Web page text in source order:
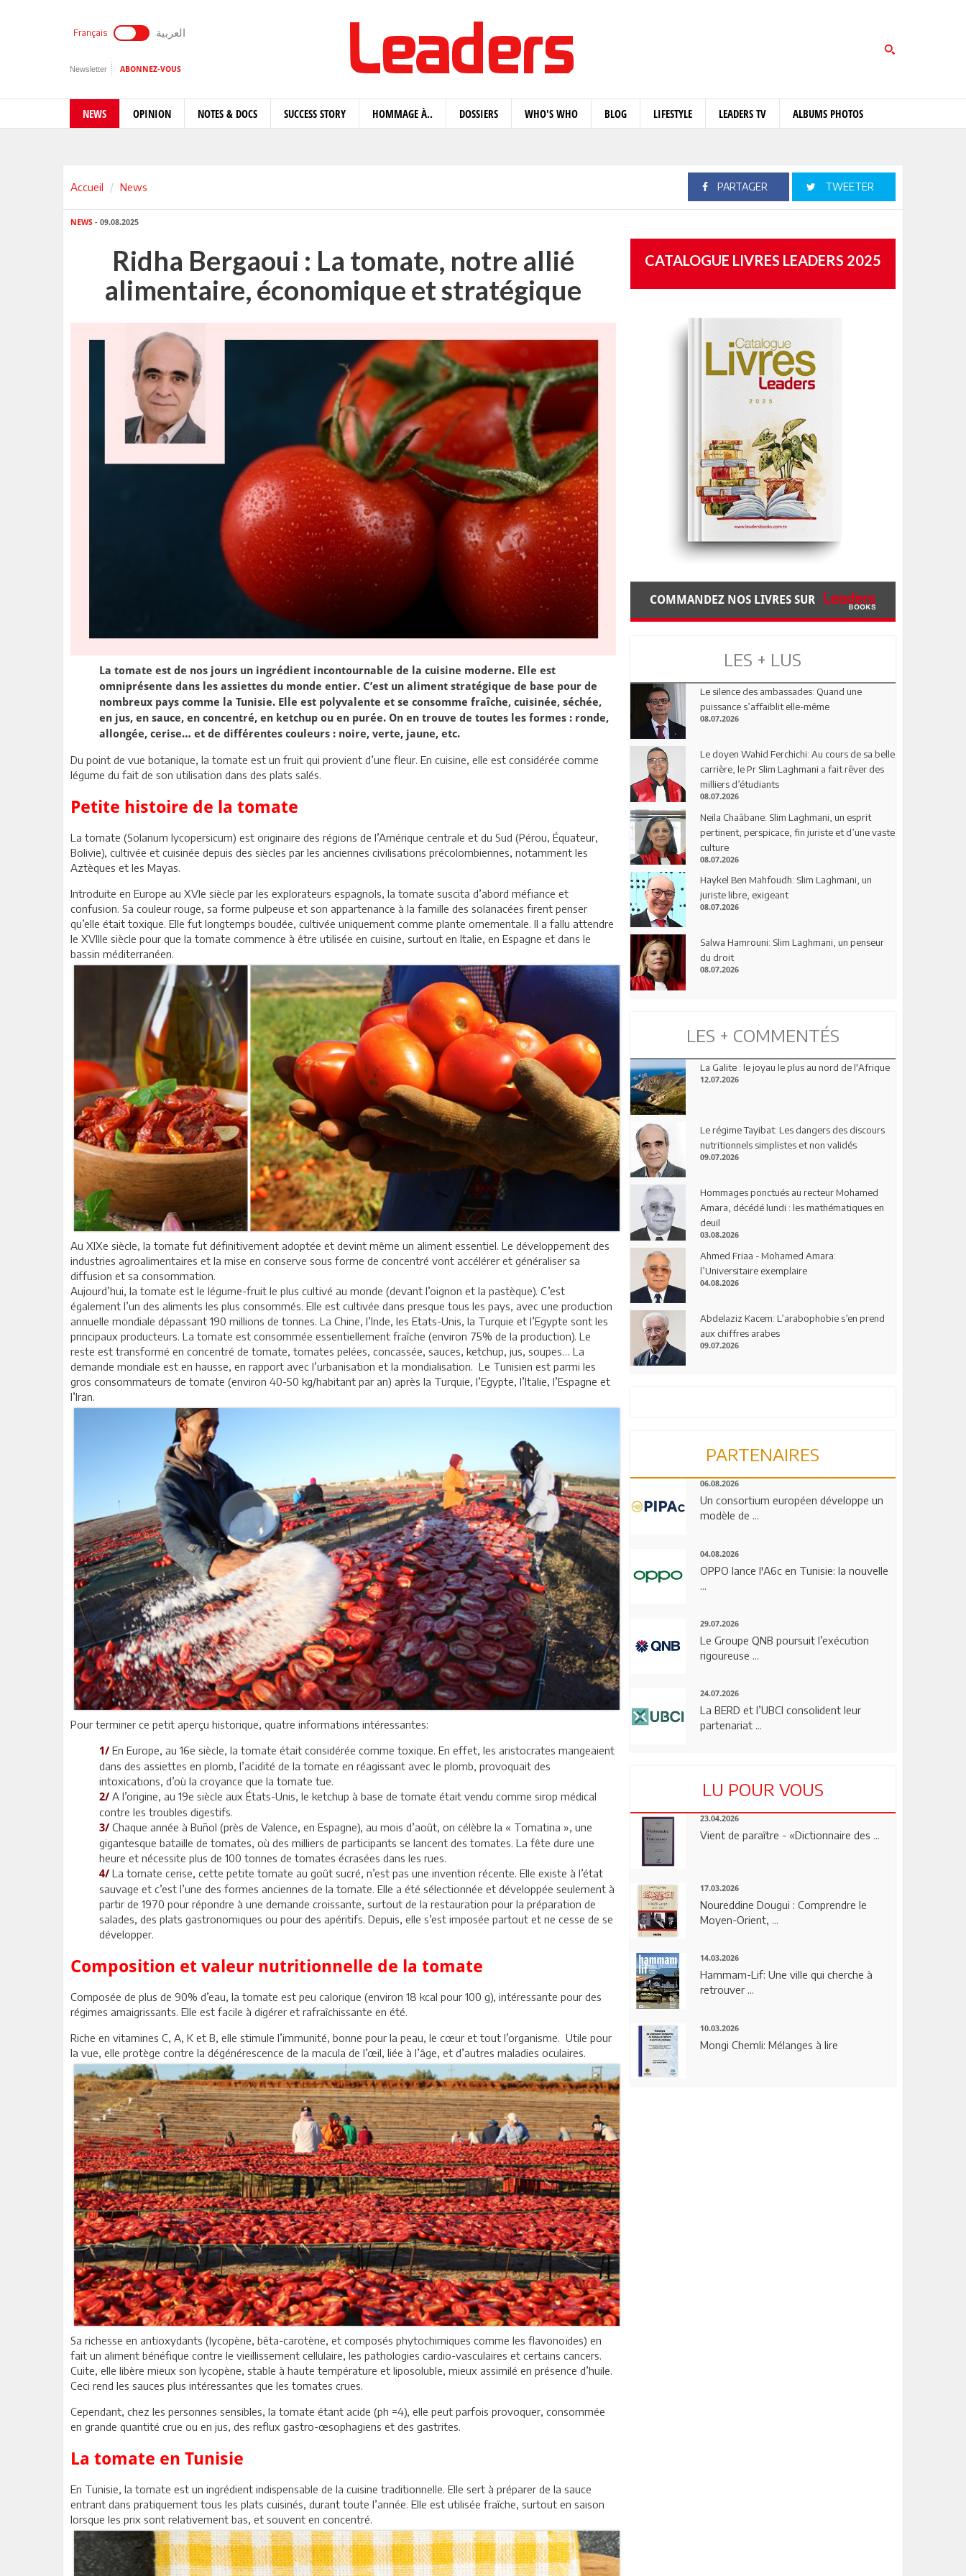
Français العربية
Newsletter ABONNEZ-VOUS
NEWS OPINION NOTES & DOCS SUCCESS STORY HOMMAGE À.. DOSSIERS WHO'S WHO BLOG LIFESTYLE LEADERS TV ALBUMS PHOTOS
Accueil News PARTAGER TWEETER
NEWS - 09.08.2025
Ridha Bergaoui : La tomate, notre allié
alimentaire, économique et stratégique
La tomate est de nos jours un ingrédient incontournable de la cuisine moderne. Elle est
omniprésente dans les assiettes du monde entier. C’est un aliment stratégique de base pour de
nombreux pays comme la Tunisie. Elle est polyvalente et se consomme fraîche, cuisinée, séchée,
en jus, en sauce, en concentré, en ketchup ou en purée. On en trouve de toutes les formes : ronde,
allongée, cerise… et de différentes couleurs : noire, verte, jaune, etc.
Du point de vue botanique, la tomate est un fruit qui provient d’une fleur. En cuisine, elle est considérée comme
légume du fait de son utilisation dans des plats salés.
Petite histoire de la tomate
La tomate (Solanum lycopersicum) est originaire des régions de l’Amérique centrale et du Sud (Pérou, Équateur,
Bolivie), cultivée et cuisinée depuis des siècles par les anciennes civilisations précolombiennes, notamment les
Aztèques et les Mayas.
Introduite en Europe au XVIe siècle par les explorateurs espagnols, la tomate suscita d’abord méfiance et
confusion. Sa couleur rouge, sa forme pulpeuse et son appartenance à la famille des solanacées firent penser
qu’elle était toxique. Elle fut longtemps boudée, cultivée uniquement comme plante ornementale. Il a fallu attendre
le XVIIIe siècle pour que la tomate commence à être utilisée en cuisine, surtout en Italie, en Espagne et dans le
bassin méditerranéen.
Au XIXe siècle, la tomate fut définitivement adoptée et devint même un aliment essentiel. Le développement des
industries agroalimentaires et la mise en conserve sous forme de concentré vont accélérer et généraliser sa
diffusion et sa consommation.
Aujourd’hui, la tomate est le légume-fruit le plus cultivé au monde (devant l’oignon et la pastèque). C’est
également l’un des aliments les plus consommés. Elle est cultivée dans presque tous les pays, avec une production
annuelle mondiale dépassant 190 millions de tonnes. La Chine, l’Inde, les Etats-Unis, la Turquie et l’Egypte sont les
principaux producteurs. La tomate est consommée essentiellement fraîche (environ 75% de la production). Le
reste est transformé en concentré de tomate, tomates pelées, concassée, sauces, ketchup, jus, soupes… La
demande mondiale est en hausse, en rapport avec l’urbanisation et la mondialisation. Le Tunisien est parmi les
gros consommateurs de tomate (environ 40-50 kg/habitant par an) après la Turquie, l’Egypte, l’Italie, l’Espagne et
l’Iran.
Pour terminer ce petit aperçu historique, quatre informations intéressantes:
1/ En Europe, au 16e siècle, la tomate était considérée comme toxique. En effet, les aristocrates mangeaient
dans des assiettes en plomb, l’acidité de la tomate en réagissant avec le plomb, provoquait des
intoxications, d’où la croyance que la tomate tue.
2/ A l’origine, au 19e siècle aux États-Unis, le ketchup à base de tomate était vendu comme sirop médical
contre les troubles digestifs.
3/ Chaque année à Buñol (près de Valence, en Espagne), au mois d’août, on célèbre la « Tomatina », une
gigantesque bataille de tomates, où des milliers de participants se lancent des tomates. La fête dure une
heure et nécessite plus de 100 tonnes de tomates écrasées dans les rues.
4/ La tomate cerise, cette petite tomate au goût sucré, n’est pas une invention récente. Elle existe à l’état
sauvage et c’est l’une des formes anciennes de la tomate. Elle a été sélectionnée et développée seulement à
partir de 1970 pour répondre à une demande croissante, surtout de la restauration pour la préparation de
salades, des plats gastronomiques ou pour des apéritifs. Depuis, elle s’est imposée partout et ne cesse de se
développer.
Composition et valeur nutritionnelle de la tomate
Composée de plus de 90% d’eau, la tomate est peu calorique (environ 18 kcal pour 100 g), intéressante pour des
régimes amaigrissants. Elle est facile à digérer et rafraîchissante en été.
Riche en vitamines C, A, K et B, elle stimule l’immunité, bonne pour la peau, le cœur et tout l’organisme. Utile pour
la vue, elle protège contre la dégénérescence de la macula de l’œil, liée à l’âge, et d’autres maladies oculaires.
Sa richesse en antioxydants (lycopène, bêta-carotène, et composés phytochimiques comme les flavonoïdes) en
fait un aliment bénéfique contre le vieillissement cellulaire, les pathologies cardio-vasculaires et certains cancers.
Cuite, elle libère mieux son lycopène, stable à haute température et liposoluble, mieux assimilé en présence d’huile.
Ceci rend les sauces plus intéressantes que les tomates crues.
Cependant, chez les personnes sensibles, la tomate étant acide (ph =4), elle peut parfois provoquer, consommée
en grande quantité crue ou en jus, des reflux gastro-œsophagiens et des gastrites.
La tomate en Tunisie
En Tunisie, la tomate est un ingrédient indispensable de la cuisine traditionnelle. Elle sert à préparer de la sauce
entrant dans pratiquement tous les plats cuisinés, durant toute l’année. Elle est utilisée fraîche, surtout en saison
lorsque les prix sont relativement bas, et souvent en concentré.
CATALOGUE LIVRES LEADERS 2025
COMMANDEZ NOS LIVRES SUR
LES + LUS
Le silence des ambassades: Quand une
puissance s’affaiblit elle-même
08.07.2026
Le doyen Wahid Ferchichi: Au cours de sa belle
carrière, le Pr Slim Laghmani a fait rêver des
milliers d’étudiants
08.07.2026
Neila Chaâbane: Slim Laghmani, un esprit
pertinent, perspicace, fin juriste et d’une vaste
culture
08.07.2026
Haykel Ben Mahfoudh: Slim Laghmani, un
juriste libre, exigeant
08.07.2026
Salwa Hamrouni: Slim Laghmani, un penseur
du droit
08.07.2026
LES + COMMENTÉS
La Galite : le joyau le plus au nord de l'Afrique
12.07.2026
Le régime Tayibat: Les dangers des discours
nutritionnels simplistes et non validés
09.07.2026
Hommages ponctués au recteur Mohamed
Amara, décédé lundi : les mathématiques en
deuil
03.08.2026
Ahmed Friaa - Mohamed Amara:
l’Universitaire exemplaire
04.08.2026
Abdelaziz Kacem: L’arabophobie s’en prend
aux chiffres arabes
09.07.2026
PARTENAIRES
06.08.2026
Un consortium européen développe un
modèle de ...
04.08.2026
OPPO lance l'A6c en Tunisie: la nouvelle
...
29.07.2026
Le Groupe QNB poursuit l’exécution
rigoureuse ...
24.07.2026
La BERD et l’UBCI consolident leur
partenariat ...
LU POUR VOUS
23.04.2026
Vient de paraître - «Dictionnaire des ...
17.03.2026
Noureddine Dougui : Comprendre le
Moyen-Orient, ...
14.03.2026
Hammam-Lif: Une ville qui cherche à
retrouver ...
10.03.2026
Mongi Chemli: Mélanges à lire